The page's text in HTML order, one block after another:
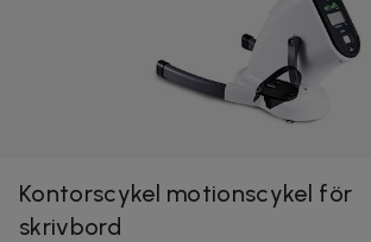
Kontorscykel motionscykel för
skrivbord